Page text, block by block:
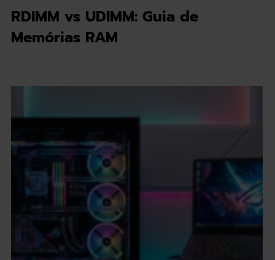
RDIMM vs UDIMM: Guia de
Memórias RAM